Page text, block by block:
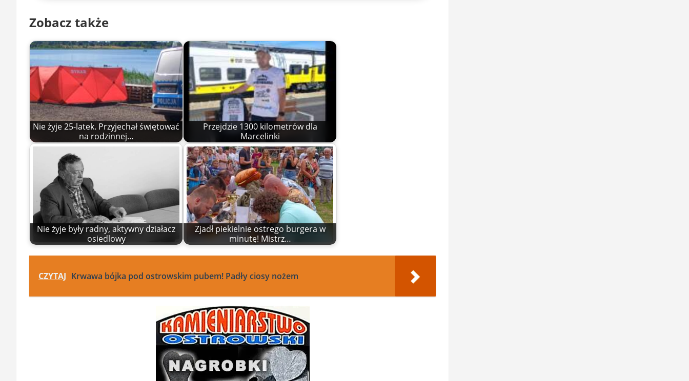
Zobacz także
Nie żyje 25-latek. Przyjechał świętować
na rodzinnej…
Przejdzie 1300 kilometrów dla
Marcelinki
Nie żyje były radny, aktywny działacz
osiedlowy
Zjadł piekielnie ostrego burgera w
minutę! Mistrz…
CZYTAJ Krwawa bójka pod ostrowskim pubem! Padły ciosy nożem